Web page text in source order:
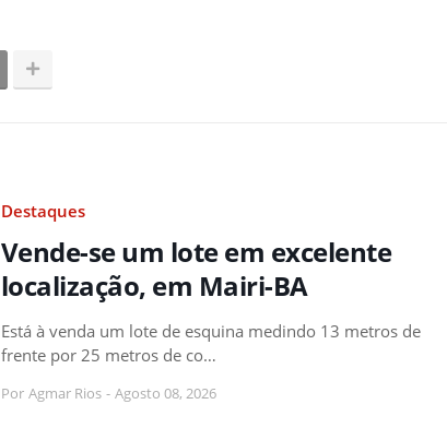
Destaques
Vende-se um lote em excelente
localização, em Mairi-BA
Está à venda um lote de esquina medindo 13 metros de
frente por 25 metros de co…
Por Agmar Rios - Agosto 08, 2026